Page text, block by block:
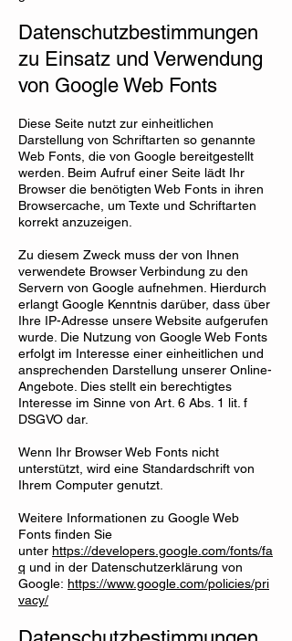
Datenschutzbestimmungen
zu Einsatz und Verwendung
von Google Web Fonts
Diese Seite nutzt zur einheitlichen
Darstellung von Schriftarten so genannte
Web Fonts, die von Google bereitgestellt
werden. Beim Aufruf einer Seite lädt Ihr
Browser die benötigten Web Fonts in ihren
Browsercache, um Texte und Schriftarten
korrekt anzuzeigen.
Zu diesem Zweck muss der von Ihnen
verwendete Browser Verbindung zu den
Servern von Google aufnehmen. Hierdurch
erlangt Google Kenntnis darüber, dass über
Ihre IP-Adresse unsere Website aufgerufen
wurde. Die Nutzung von Google Web Fonts
erfolgt im Interesse einer einheitlichen und
ansprechenden Darstellung unserer Online-
Angebote. Dies stellt ein berechtigtes
Interesse im Sinne von Art. 6 Abs. 1 lit. f
DSGVO dar.
Wenn Ihr Browser Web Fonts nicht
unterstützt, wird eine Standardschrift von
Ihrem Computer genutzt.
Weitere Informationen zu Google Web
Fonts finden Sie
unter https://developers.google.com/fonts/fa
q und in der Datenschutzerklärung von
Google: https://www.google.com/policies/pri
vacy/